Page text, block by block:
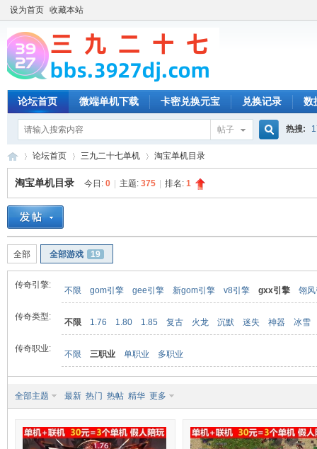
设为首页 收藏本站
论坛首页 微端单机下载 卡密兑换元宝 兑换记录 数
帖子 热搜:
»
论坛首页 三九二十七单机 淘宝单机目录
淘宝单机目录 今日: 0 主题: 375 排名: 1
全部 全部游戏 19
传奇引擎:
不限 gom引擎 gee引擎 新gom引擎 v8引擎 gxx引擎 翎
传奇类型:
不限 1.76 1.80 1.85 复古 火龙 沉默 迷失 神器 冰雪
传奇职业:
不限 三职业 单职业 多职业
全部主题 最新 热门 热帖 精华 更多